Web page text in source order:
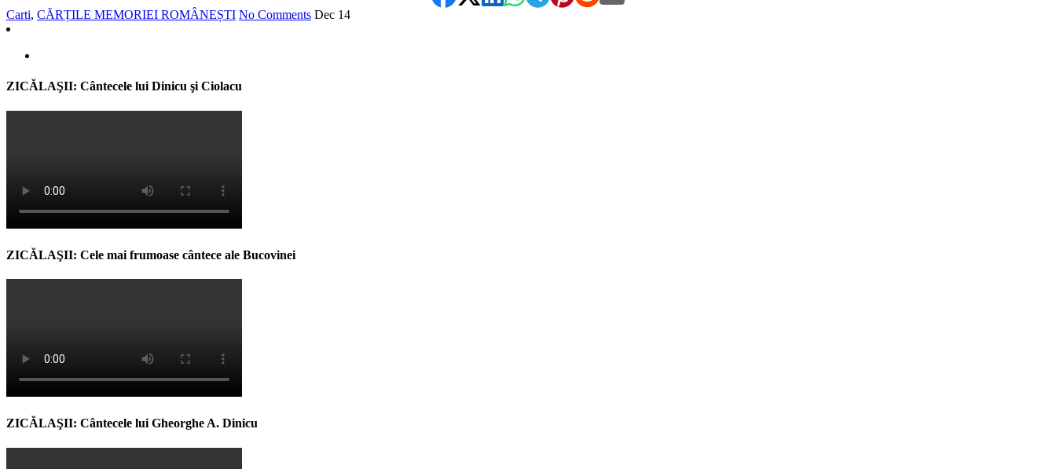
Carti, CĂRȚILE MEMORIEI ROMÂNEȘTI No Comments Dec 14
ZICĂLAŞII: Cântecele lui Dinicu şi Ciolacu
ZICĂLAŞII: Cele mai frumoase cântece ale Bucovinei
ZICĂLAŞII: Cântecele lui Gheorghe A. Dinicu